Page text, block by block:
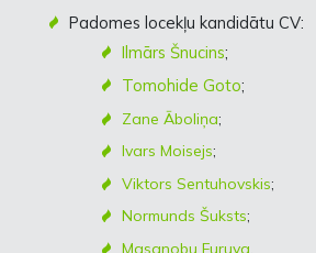
Padomes locekļu kandidātu CV:
Ilmārs Šnucins;
Tomohide Goto;
Zane Āboliņa;
Ivars Moisejs;
Viktors Sentuhovskis;
Normunds Šuksts;
Masanobu Furuya